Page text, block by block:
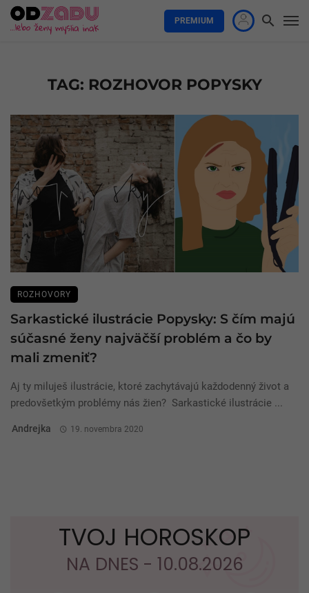
PREMIUM
TAG: ROZHOVOR POPYSKY
ROZHOVORY
Sarkastické ilustrácie Popysky: S čím majú
súčasné ženy najväčší problém a čo by
mali zmeniť?
Aj ty miluješ ilustrácie, ktoré zachytávajú každodenný život a
predovšetkým problémy nás žien? Sarkastické ilustrácie ...
Andrejka 19. novembra 2020
TVOJ HOROSKOP
NA DNES - 10.08.2026